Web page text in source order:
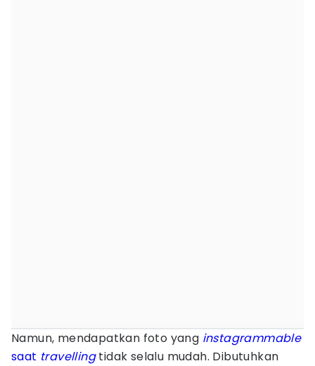
Namun, mendapatkan foto yang instagrammable
saat travellingtidak selalu mudah. Dibutuhkan